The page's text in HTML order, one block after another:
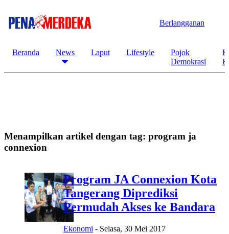
Berlangganan
Beranda News Laput Lifestyle
Pojok
Demokrasi
Menampilkan artikel dengan tag: program ja
connexion
Program JA Connexion Kota
Tangerang Diprediksi
Permudah Akses ke Bandara
Ekonomi - Selasa, 30 Mei 2017